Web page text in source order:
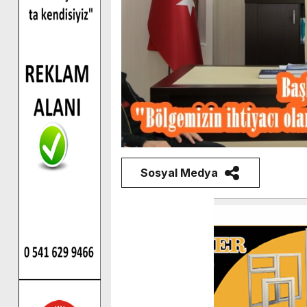
Sosyal Medya